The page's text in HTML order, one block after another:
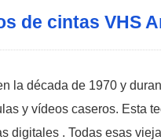
de cintas VHS
la década de 1970 y
y vídeos caseros. Esta
digitales . Todas esas